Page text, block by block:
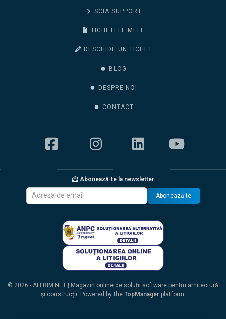
SCIA SUPPORT
TICHETELE MELE
DESCHIDE UN TICHET
BLOG
DESPRE NOI
CONTACT
Abonează-te la newsletter
Abonează-te
© 2026 - ALLBIM NET | Magazin online de soluții software pentru arhitectură
și construcții. Powered by the TopManagerplatform.